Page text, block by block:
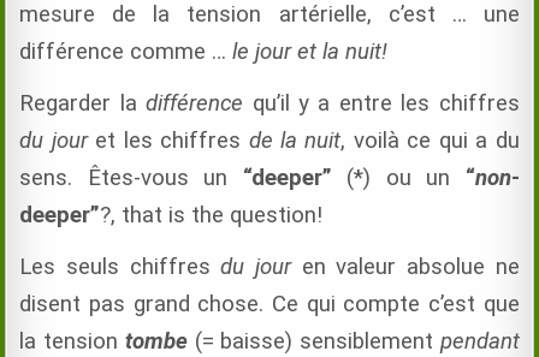
mesure de la tension artérielle, c’est … une
différence comme …le jour et la nuit!
Regarder ladifférence qu’il y a entre les chiffres
du jouret les chiffres de la nuit, voilà ce qui a du
sens. Êtes-vous un “deeper” (*) ou un “non-
deeper”?, that is the question!
Les seuls chiffresdu jouren valeur absolue ne
disent pas grand chose. Ce qui compte c’est que
la tension tombe(= baisse) sensiblement pendant